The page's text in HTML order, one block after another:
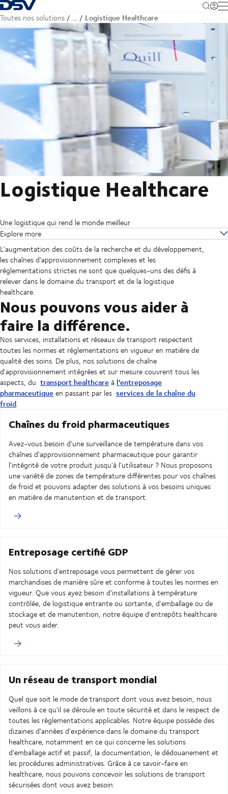
Retour à la page d'accueil
Toutes nos solutions … Logistique Healthcare
Logistique Healthcare
Une logistique qui rend le monde meilleur
Explore more
L'augmentation des coûts de la recherche et du développement,
les chaînes d'approvisionnement complexes et les
réglementations strictes ne sont que quelques-uns des défis à
relever dans le domaine du transport et de la logistique
healthcare.
Nous pouvons vous aider à
faire la différence.
Nos services, installations et réseaux de transport respectent
toutes les normes et réglementations en vigueur en matière de
qualité des soins. De plus, nos solutions de chaîne
d'approvisionnement intégrées et sur mesure couvrent tous les
aspects, du transport healthcareà l'entreposage
pharmaceutiqueen passant par les services de la chaîne du
froid.
Chaînes du froid pharmaceutiques
Avez-vous besoin d'une surveillance de température dans vos
chaînes d'approvisionnement pharmaceutique pour garantir
l'intégrité de votre produit jusqu'à l'utilisateur ? Nous proposons
une variété de zones de température différentes pour vos chaînes
de froid et pouvons adapter des solutions à vos besoins uniques
en matière de manutention et de transport.
Entreposage certifié GDP
Nos solutions d'entreposage vous permettent de gérer vos
marchandises de manière sûre et conforme à toutes les normes en
vigueur. Que vous ayez besoin d'installations à température
contrôlée, de logistique entrante ou sortante, d'emballage ou de
stockage et de manutention, notre équipe d'entrepôts healthcare
peut vous aider.
Un réseau de transport mondial
Quel que soit le mode de transport dont vous avez besoin, nous
veillons à ce qu'il se déroule en toute sécurité et dans le respect de
toutes les réglementations applicables. Notre équipe possède des
dizaines d'années d'expérience dans le domaine du transport
healthcare, notamment en ce qui concerne les solutions
d'emballage actif et passif, la documentation, le dédouanement et
les procédures administratives. Grâce à ce savoir-faire en
healthcare, nous pouvons concevoir les solutions de transport
sécurisées dont vous avez besoin.